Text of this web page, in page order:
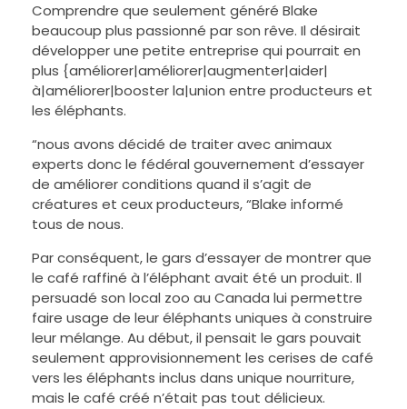
Comprendre que seulement généré Blake
beaucoup plus passionné par son rêve. Il désirait
développer une petite entreprise qui pourrait en
plus {améliorer|améliorer|augmenter|aider|
à|améliorer|booster la|union entre producteurs et
les éléphants.
“nous avons décidé de traiter avec animaux
experts donc le fédéral gouvernement d’essayer
de améliorer conditions quand il s’agit de
créatures et ceux producteurs, “Blake informé
tous de nous.
Par conséquent, le gars d’essayer de montrer que
le café raffiné à l’éléphant avait été un produit. Il
persuadé son local zoo au Canada lui permettre
faire usage de leur éléphants uniques à construire
leur mélange. Au début, il pensait le gars pouvait
seulement approvisionnement les cerises de café
vers les éléphants inclus dans unique nourriture,
mais le café créé n’était pas tout délicieux.